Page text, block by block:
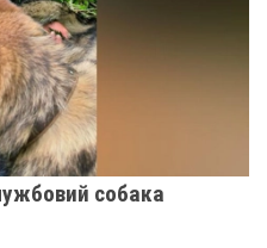
собака